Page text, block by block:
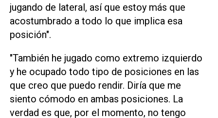
jugando de lateral, así que estoy más que
acostumbrado a todo lo que implica esa
posición".
"También he jugado ‌como extremo izquierdo
⁠y he ocupado todo tipo de posiciones en las
que creo que puedo rendir. Diría que me ​
siento cómodo en ambas posiciones. La
verdad es que, por el momento, no tengo